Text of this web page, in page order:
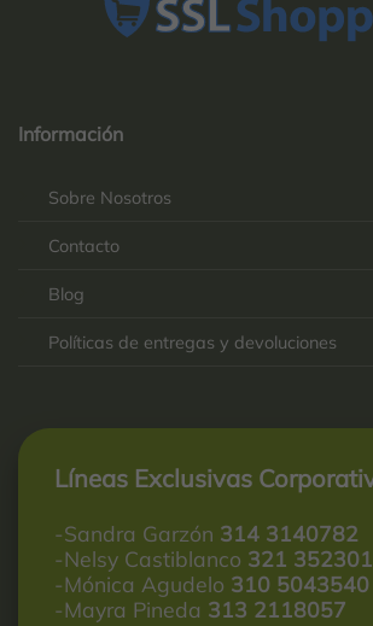
2025-
Información
Sobre Nosotros
Contacto
Blog
Políticas de entregas y devoluciones
Líneas Exclusivas
-Sandra Garzón 314 3140782
-Nelsy Castiblanco 321
-Mónica Agudelo 310 5043540
-Mayra Pineda 313 2118057